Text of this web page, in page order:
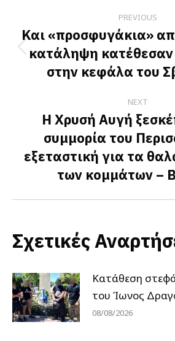
navigation
PREVIOUS
post:
Και «προσφυγάκια»
κατάληψη κατέθεσαν
στην κεφάλα του
NEXT
Next
post:
Η Χρυσή Αυγή
συμμορία του
εξεταστική για τα
των κομμάτων –
Σχετικές
Κατάθεση
του Ίωνος
08/08/2026